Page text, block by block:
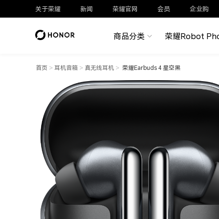
关于荣耀 新闻 荣耀官网 会员 企业购
商品分类 荣耀Robot
首页 > 耳机音箱 > 真无线耳机 > 荣耀Earbuds 4 星空黑